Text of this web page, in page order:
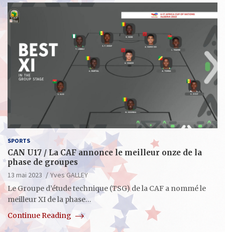
SPORTS
CAN U17 / La CAF annonce le meilleur onze de la
phase de groupes
13 mai 2023
Yves GALLEY
Le Groupe d’étude technique (TSG) de la CAF a nommé le
meilleur XI de la phase…
Continue Reading